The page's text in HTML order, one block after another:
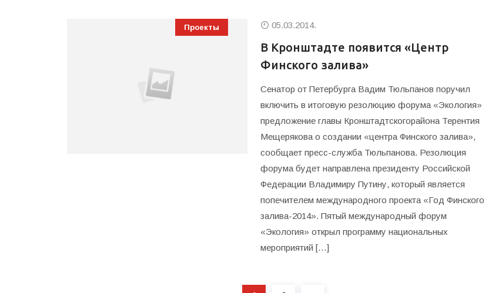
Проекты 05.03.2014.
В Кронштадте появится «Центр
Финского залива»
Сенатор от Петербурга Вадим Тюльпанов поручил
включить в итоговую резолюцию форума «Экология»
предложение главы Кронштадтскогорайона Терентия
Мещерякова о создании «центра Финского залива»,
сообщает пресс-служба Тюльпанова. Резолюция
форума будет направлена президенту Российской
Федерации Владимиру Путину, который является
попечителем международного проекта «Год Финского
залива-2014». Пятый международный форум
«Экология» открыл программу национальных
мероприятий […]